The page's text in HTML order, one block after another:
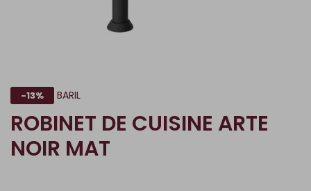
-13% BARIL
ROBINET DE CUISINE ARTE
NOIR MAT